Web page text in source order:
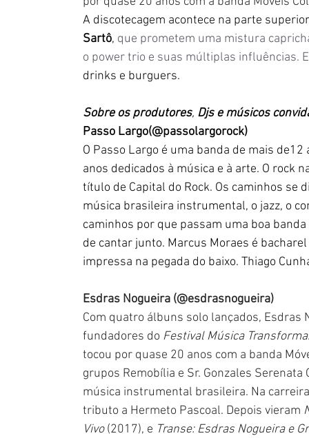
A discotecagem acontece na parte
Sartô, que prometem uma mistura
o power trio e suas múltiplas influências.
drinks e burguers.
Sobre os produtores, Djs e músicos
Passo Largo(@passolargorock)
O Passo Largo é uma banda de mais
anos dedicados à música e à arte. O rock
título de Capital do Rock. Os caminhos se
música brasileira instrumental, o jazz, o
caminhos por que passam uma boa
de cantar junto. Marcus Moraes é
impressa na pegada do baixo. Thiago
Esdras Nogueira (@esdrasnogueira)
Com quatro álbuns solo lançados, Esdras
fundadores do Festival Música Transforma
tocou por quase 20 anos com a banda
grupos Remobília e Sr. Gonzales
música instrumental brasileira. Na
tributo a Hermeto Pascoal. Depois vieram
Vivo (2017), e Transe: Esdras Nogueira e